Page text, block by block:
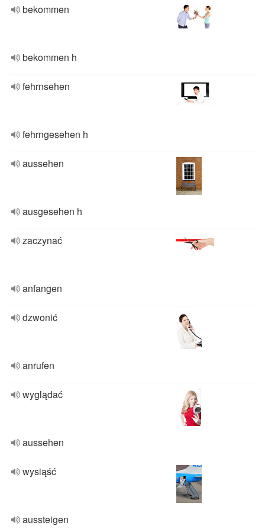
bekommen
bekommen h
fehrnsehen
fehrngesehen h
aussehen
ausgesehen h
zaczynać
anfangen
dzwonić
anrufen
wyglądać
aussehen
wysiąść
aussteigen